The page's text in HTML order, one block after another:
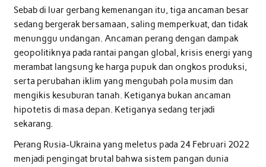
Sebab di luar gerbang kemenangan itu, tiga ancaman besar
sedang bergerak bersamaan, saling memperkuat, dan tidak
menunggu undangan. Ancaman perang dengan dampak
geopolitiknya pada rantai pangan global, krisis energi yang
merambat langsung ke harga pupuk dan ongkos produksi,
serta perubahan iklim yang mengubah pola musim dan
mengikis kesuburan tanah. Ketiganya bukan ancaman
hipotetis di masa depan. Ketiganya sedang terjadi
sekarang.
Perang Rusia-Ukraina yang meletus pada 24 Februari 2022
menjadi pengingat brutal bahwa sistem pangan dunia